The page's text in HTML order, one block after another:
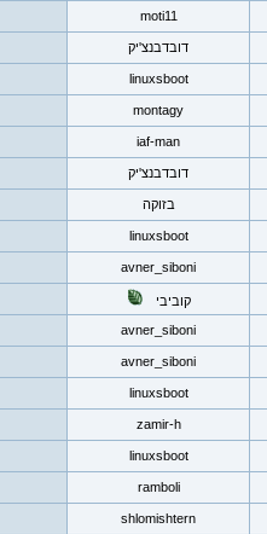
moti11
דובדבנצ'יק
linuxsboot
montagy
iaf-man
דובדבנצ'יק
בזוקה
linuxsboot
avner_siboni
קוביבי
avner_siboni
avner_siboni
linuxsboot
zamir-h
linuxsboot
ramboli
shlomishtern